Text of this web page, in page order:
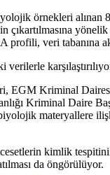
örnekleri alınan
yönelik
profili, veri tabanına
EGM Kriminal Dairesi
Kriminal Daire
materyallere
kimlik
da öngörülüyor.